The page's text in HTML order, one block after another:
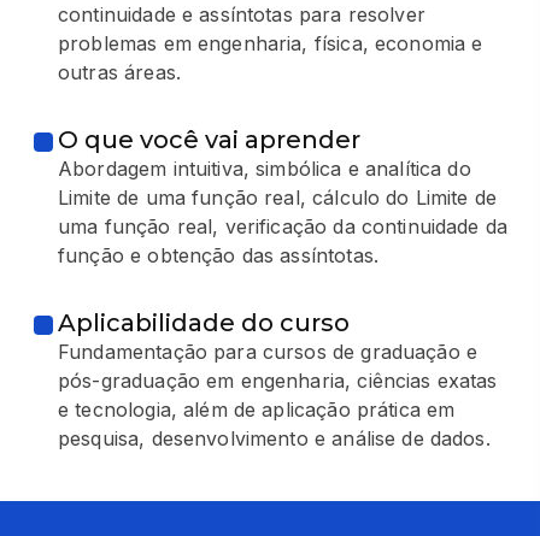
continuidade e assíntotas para resolver
problemas em engenharia, física, economia e
outras áreas.
O que você vai aprender
Abordagem intuitiva, simbólica e analítica do
Limite de uma função real, cálculo do Limite de
uma função real, verificação da continuidade da
função e obtenção das assíntotas.
Aplicabilidade do curso
Fundamentação para cursos de graduação e
pós-graduação em engenharia, ciências exatas
e tecnologia, além de aplicação prática em
pesquisa, desenvolvimento e análise de dados.